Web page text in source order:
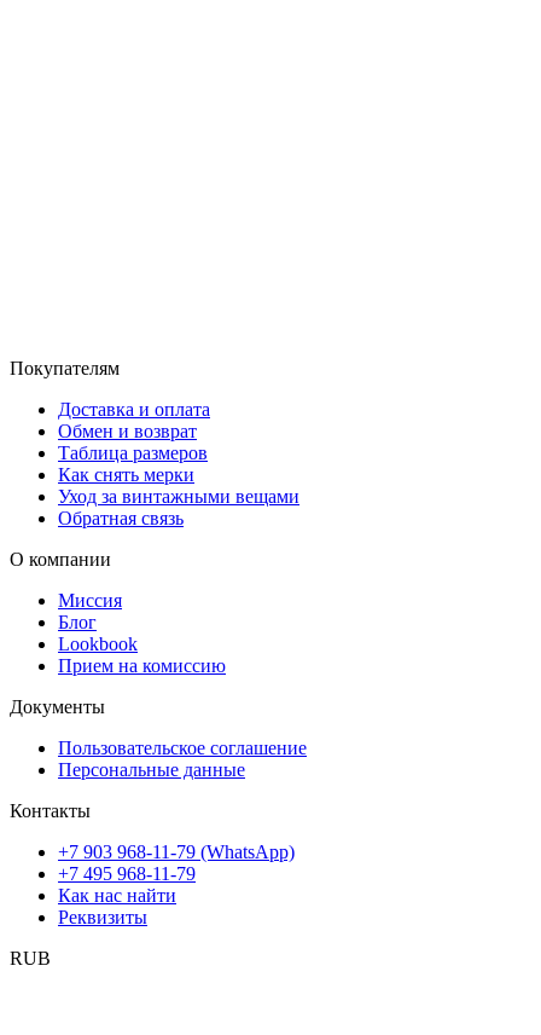
Покупателям
Доставка и оплата
Обмен и возврат
Таблица размеров
Как снять мерки
Уход за винтажными вещами
Обратная связь
О компании
Миссия
Блог
Lookbook
Прием на комиссию
Документы
Пользовательское соглашение
Персональные данные
Контакты
+7 903 968-11-79 (WhatsApp)
+7 495 968-11-79
Как нас найти
Реквизиты
RUB